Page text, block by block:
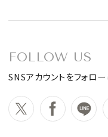
FOLLOW US
SNSアカウントをフォロ